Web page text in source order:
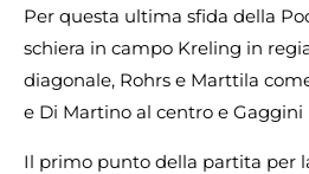
Per questa ultima sfida della
schiera in campo Kreling in
diagonale, Rohrs e Marttila
e Di Martino al centro e
Il primo punto della partita per